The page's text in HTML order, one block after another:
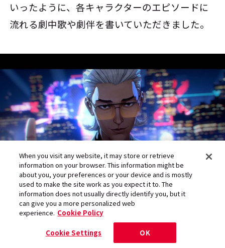
いったように、各キャラクターのエピソードに
流れる劇中歌や劇伴を書いていただきました。
後編では、日本と中国のアフレコ事情の違いや
オリジナルアニメの世界同時配信について語
When you visit any website, it may store or retrieve
information on your browser. This information might be
about you, your preferences or your device and is mostly
used to make the site work as you expect it to. The
information does not usually directly identify you, but it
can give you a more personalized web
experience. Cookie Policy
Cookie Settings OK